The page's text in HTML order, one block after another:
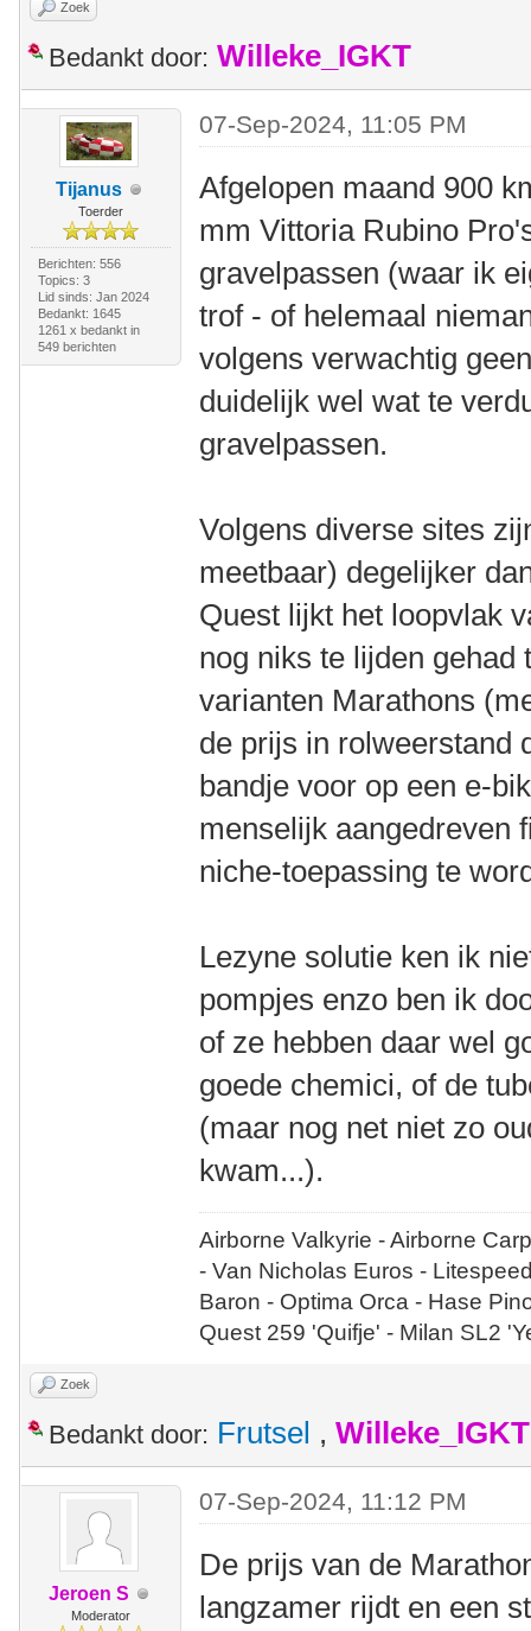
Zoek
Bedankt door: Willeke_IGKT
Tijanus
Toerder
Berichten: 556
Topics: 3
Lid sinds: Jan 2024
Bedankt: 1645
1261 x bedankt in
549 berichten
07-Sep-2024, 11:05 PM
Afgelopen maand 900
mm Vittoria Rubino
gravelpassen (waar ik
trof - of helemaal
volgens verwachtig
duidelijk wel wat te
gravelpassen.
Volgens diverse sites
meetbaar) degelijker
Quest lijkt het loopvlak
nog niks te lijden
varianten Marathons
de prijs in rolweerstand
bandje voor op een e-
menselijk aangedreven
niche-toepassing te
Lezyne solutie ken ik
pompjes enzo ben ik
of ze hebben daar wel
goede chemici, of de
(maar nog net niet zo
kwam...).
Airborne Valkyrie - Airborne
- Van Nicholas Euros -
Baron - Optima Orca - Hase
Quest 259 'Quifje' - Milan SL2
Zoek
Bedankt door: Frutsel , Willeke_IGKT
Jeroen S
Moderator
07-Sep-2024, 11:12 PM
De prijs van de
langzamer rijdt en een